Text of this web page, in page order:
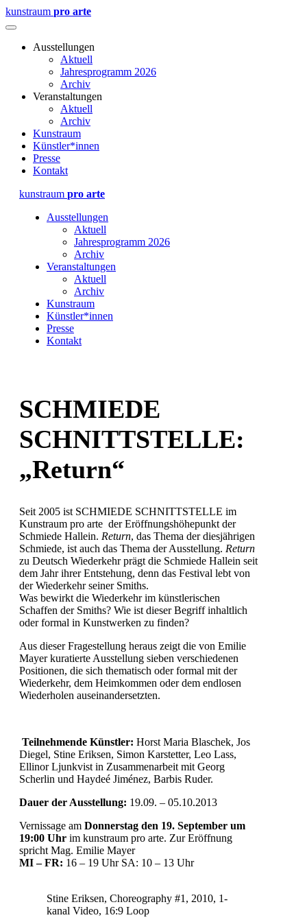
kunstraum pro arte
Ausstellungen
Aktuell
Jahresprogramm 2026
Archiv
Veranstaltungen
Aktuell
Archiv
Kunstraum
Künstler*innen
Presse
Kontakt
kunstraum pro arte
Ausstellungen
Aktuell
Jahresprogramm 2026
Archiv
Veranstaltungen
Aktuell
Archiv
Kunstraum
Künstler*innen
Presse
Kontakt
SCHMIEDE
SCHNITTSTELLE:
„Return“
Seit 2005 ist SCHMIEDE SCHNITTSTELLE im
Kunstraum pro arte der Eröffnungshöhepunkt der
Schmiede Hallein. Return, das Thema der diesjährigen
Schmiede, ist auch das Thema der Ausstellung. Return
zu Deutsch Wiederkehr prägt die Schmiede Hallein seit
dem Jahr ihrer Entstehung, denn das Festival lebt von
der Wiederkehr seiner Smiths.
Was bewirkt die Wiederkehr im künstlerischen
Schaffen der Smiths? Wie ist dieser Begriff inhaltlich
oder formal in Kunstwerken zu finden?
Aus dieser Fragestellung heraus zeigt die von Emilie
Mayer kuratierte Ausstellung sieben verschiedenen
Positionen, die sich thematisch oder formal mit der
Wiederkehr, dem Heimkommen oder dem endlosen
Wiederholen auseinandersetzten.
Teilnehmende Künstler: Horst Maria Blaschek, Jos
Diegel, Stine Eriksen, Simon Karstetter, Leo Lass,
Ellinor Ljunkvist in Zusammenarbeit mit Georg
Scherlin und Haydeé Jiménez, Barbis Ruder.
Dauer der Ausstellung: 19.09. – 05.10.2013
Vernissage am Donnerstag den 19. September um
19:00 Uhr im kunstraum pro arte. Zur Eröffnung
spricht Mag. Emilie Mayer
MI – FR: 16 – 19 Uhr SA: 10 – 13 Uhr
Stine Eriksen, Choreography #1, 2010, 1-
kanal Video, 16:9 Loop